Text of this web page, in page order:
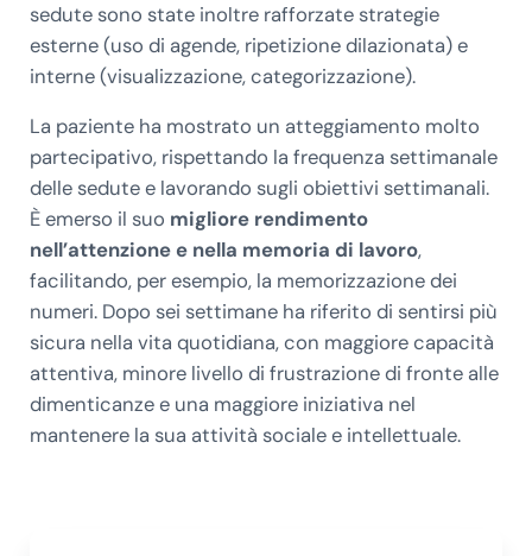
sedute sono state inoltre rafforzate strategie
esterne (uso di agende, ripetizione dilazionata) e
interne (visualizzazione, categorizzazione).
La paziente ha mostrato un atteggiamento molto
partecipativo, rispettando la frequenza settimanale
delle sedute e lavorando sugli obiettivi settimanali.
È emerso il suo migliore rendimento
nell’attenzione e nella memoria di lavoro,
facilitando, per esempio, la memorizzazione dei
numeri. Dopo sei settimane ha riferito di sentirsi più
sicura nella vita quotidiana, con maggiore capacità
attentiva, minore livello di frustrazione di fronte alle
dimenticanze e una maggiore iniziativa nel
mantenere la sua attività sociale e intellettuale.